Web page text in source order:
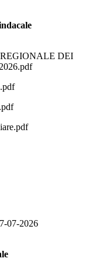
DEI
07-2026